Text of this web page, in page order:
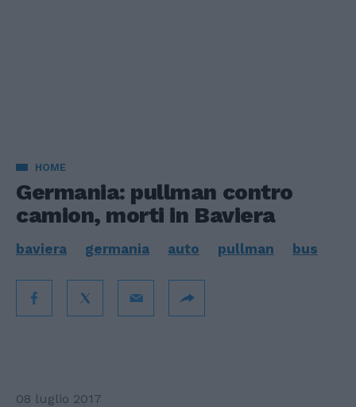
HOME
Germania: pullman contro
camion, morti in Baviera
baviera germania auto pullman bus
08 luglio 2017